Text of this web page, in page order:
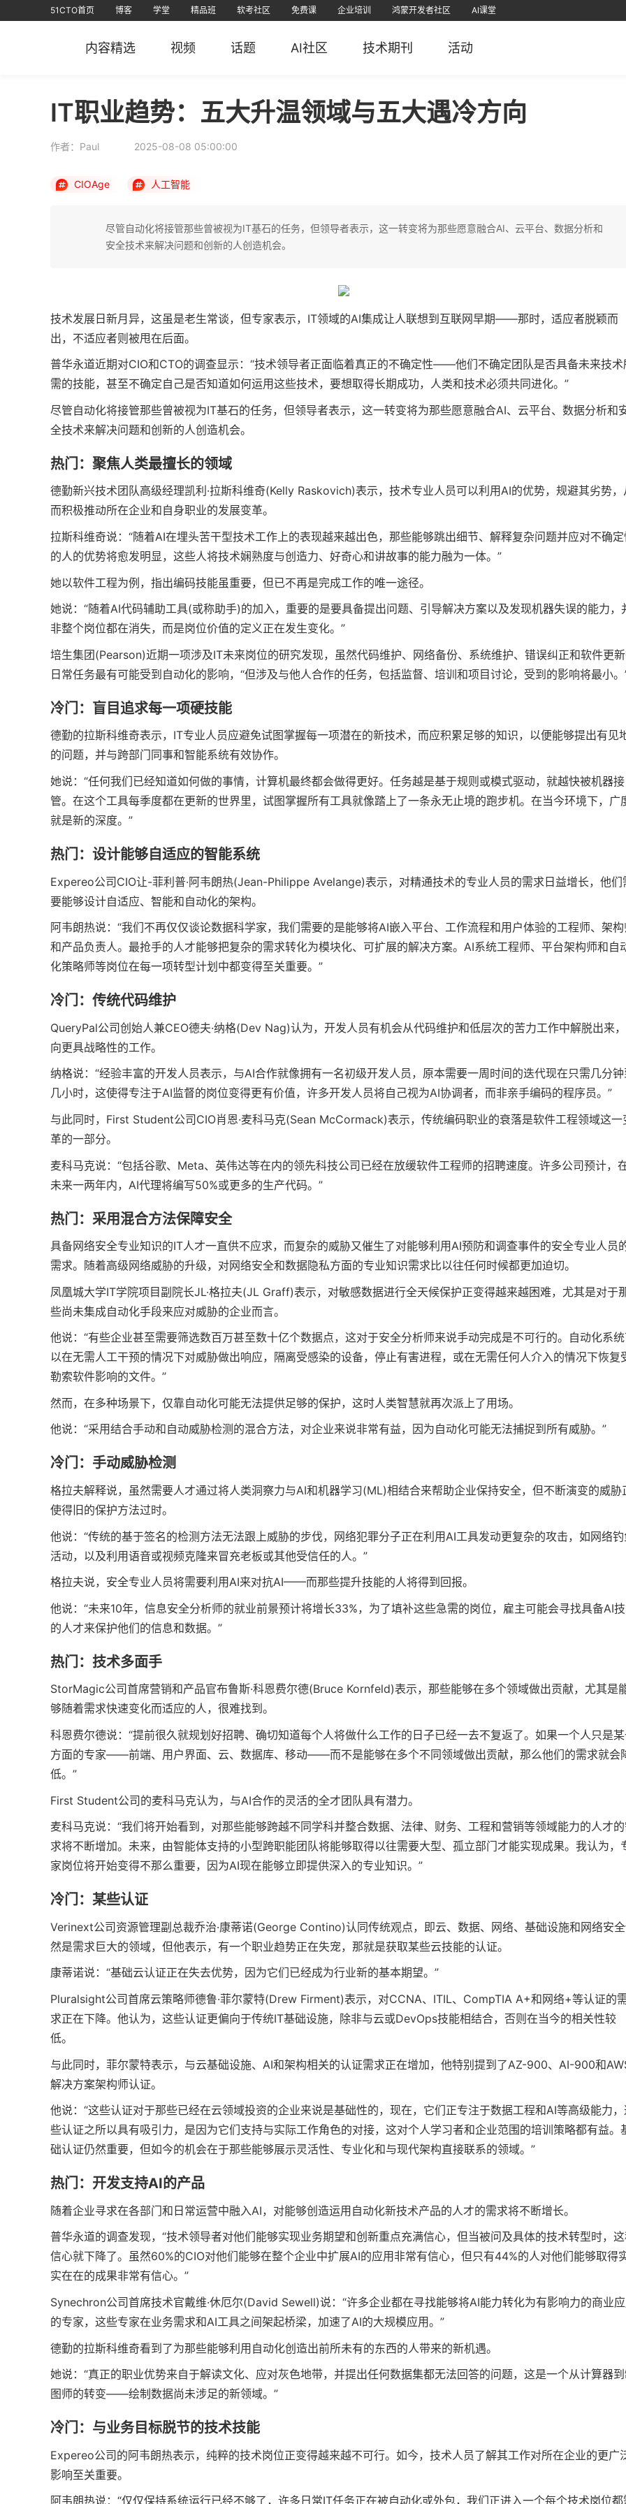
51CTO首页 博客 学堂 精品班 软考社区 免费课 企业培训 鸿蒙开发者社区 AI课堂
内容精选 视频 话题 AI社区 技术期刊 活动
IT职业趋势：五大升温领域与五大遇冷方向
作者：Paul 2025-08-08 05:00:00
CIOAge 人工智能
尽管自动化将接管那些曾被视为IT基石的任务，但领导者表示，这一转变将为那些愿意融合AI、云平台、数据分析和
安全技术来解决问题和创新的人创造机会。
技术发展日新月异，这虽是老生常谈，但专家表示，IT领域的AI集成让人联想到互联网早期——那时，适应者脱颖而
出，不适应者则被甩在后面。
普华永道近期对CIO和CTO的调查显示：“技术领导者正面临着真正的不确定性——他们不确定团队是否具备未来技术
需的技能，甚至不确定自己是否知道如何运用这些技术，要想取得长期成功，人类和技术必须共同进化。”
尽管自动化将接管那些曾被视为IT基石的任务，但领导者表示，这一转变将为那些愿意融合AI、云平台、数据分析和
全技术来解决问题和创新的人创造机会。
热门：聚焦人类最擅长的领域
德勤新兴技术团队高级经理凯利·拉斯科维奇(Kelly Raskovich)表示，技术专业人员可以利用AI的优势，规避其劣势，
而积极推动所在企业和自身职业的发展变革。
拉斯科维奇说：“随着AI在埋头苦干型技术工作上的表现越来越出色，那些能够跳出细节、解释复杂问题并应对不确定
的人的优势将愈发明显，这些人将技术娴熟度与创造力、好奇心和讲故事的能力融为一体。”
她以软件工程为例，指出编码技能虽重要，但已不再是完成工作的唯一途径。
她说：“随着AI代码辅助工具(或称助手)的加入，重要的是要具备提出问题、引导解决方案以及发现机器失误的能力，
非整个岗位都在消失，而是岗位价值的定义正在发生变化。”
培生集团(Pearson)近期一项涉及IT未来岗位的研究发现，虽然代码维护、网络备份、系统维护、错误纠正和软件更
日常任务最有可能受到自动化的影响，“但涉及与他人合作的任务，包括监督、培训和项目讨论，受到的影响将最小。
冷门：盲目追求每一项硬技能
德勤的拉斯科维奇表示，IT专业人员应避免试图掌握每一项潜在的新技术，而应积累足够的知识，以便能够提出有见
的问题，并与跨部门同事和智能系统有效协作。
她说：“任何我们已经知道如何做的事情，计算机最终都会做得更好。任务越是基于规则或模式驱动，就越快被机器接
管。在这个工具每季度都在更新的世界里，试图掌握所有工具就像踏上了一条永无止境的跑步机。在当今环境下，广
就是新的深度。”
热门：设计能够自适应的智能系统
Expereo公司CIO让-菲利普·阿韦朗热(Jean-Philippe Avelange)表示，对精通技术的专业人员的需求日益增长，他们
要能够设计自适应、智能和自动化的架构。
阿韦朗热说：“我们不再仅仅谈论数据科学家，我们需要的是能够将AI嵌入平台、工作流程和用户体验的工程师、架
和产品负责人。最抢手的人才能够把复杂的需求转化为模块化、可扩展的解决方案。AI系统工程师、平台架构师和自
化策略师等岗位在每一项转型计划中都变得至关重要。”
冷门：传统代码维护
QueryPal公司创始人兼CEO德夫·纳格(Dev Nag)认为，开发人员有机会从代码维护和低层次的苦力工作中解脱出来
向更具战略性的工作。
纳格说：“经验丰富的开发人员表示，与AI合作就像拥有一名初级开发人员，原本需要一周时间的迭代现在只需几分钟
几小时，这使得专注于AI监督的岗位变得更有价值，许多开发人员将自己视为AI协调者，而非亲手编码的程序员。”
与此同时，First Student公司CIO肖恩·麦科马克(Sean McCormack)表示，传统编码职业的衰落是软件工程领域这一
革的一部分。
麦科马克说：“包括谷歌、Meta、英伟达等在内的领先科技公司已经在放缓软件工程师的招聘速度。许多公司预计，
未来一两年内，AI代理将编写50%或更多的生产代码。”
热门：采用混合方法保障安全
具备网络安全专业知识的IT人才一直供不应求，而复杂的威胁又催生了对能够利用AI预防和调查事件的安全专业人员
需求。随着高级网络威胁的升级，对网络安全和数据隐私方面的专业知识需求比以往任何时候都更加迫切。
凤凰城大学IT学院项目副院长JL·格拉夫(JL Graff)表示，对敏感数据进行全天候保护正变得越来越困难，尤其是对于
些尚未集成自动化手段来应对威胁的企业而言。
他说：“有些企业甚至需要筛选数百万甚至数十亿个数据点，这对于安全分析师来说手动完成是不可行的。自动化系
以在无需人工干预的情况下对威胁做出响应，隔离受感染的设备，停止有害进程，或在无需任何人介入的情况下恢复
勒索软件影响的文件。”
然而，在多种场景下，仅靠自动化可能无法提供足够的保护，这时人类智慧就再次派上了用场。
他说：“采用结合手动和自动威胁检测的混合方法，对企业来说非常有益，因为自动化可能无法捕捉到所有威胁。”
冷门：手动威胁检测
格拉夫解释说，虽然需要人才通过将人类洞察力与AI和机器学习(ML)相结合来帮助企业保持安全，但不断演变的威胁
使得旧的保护方法过时。
他说：“传统的基于签名的检测方法无法跟上威胁的步伐，网络犯罪分子正在利用AI工具发动更复杂的攻击，如网络钓
活动，以及利用语音或视频克隆来冒充老板或其他受信任的人。”
格拉夫说，安全专业人员将需要利用AI来对抗AI——而那些提升技能的人将得到回报。
他说：“未来10年，信息安全分析师的就业前景预计将增长33%，为了填补这些急需的岗位，雇主可能会寻找具备AI
的人才来保护他们的信息和数据。”
热门：技术多面手
StorMagic公司首席营销和产品官布鲁斯·科恩费尔德(Bruce Kornfeld)表示，那些能够在多个领域做出贡献，尤其是
够随着需求快速变化而适应的人，很难找到。
科恩费尔德说：“提前很久就规划好招聘、确切知道每个人将做什么工作的日子已经一去不复返了。如果一个人只是
方面的专家——前端、用户界面、云、数据库、移动——而不是能够在多个不同领域做出贡献，那么他们的需求就会
低。”
First Student公司的麦科马克认为，与AI合作的灵活的全才团队具有潜力。
麦科马克说：“我们将开始看到，对那些能够跨越不同学科并整合数据、法律、财务、工程和营销等领域能力的人才
求将不断增加。未来，由智能体支持的小型跨职能团队将能够取得以往需要大型、孤立部门才能实现成果。我认为，
家岗位将开始变得不那么重要，因为AI现在能够立即提供深入的专业知识。”
冷门：某些认证
Verinext公司资源管理副总裁乔治·康蒂诺(George Contino)认同传统观点，即云、数据、网络、基础设施和网络安
然是需求巨大的领域，但他表示，有一个职业趋势正在失宠，那就是获取某些云技能的认证。
康蒂诺说：“基础云认证正在失去优势，因为它们已经成为行业新的基本期望。”
Pluralsight公司首席云策略师德鲁·菲尔蒙特(Drew Firment)表示，对CCNA、ITIL、CompTIA A+和网络+等认证的
求正在下降。他认为，这些认证更偏向于传统IT基础设施，除非与云或DevOps技能相结合，否则在当今的相关性较
低。
与此同时，菲尔蒙特表示，与云基础设施、AI和架构相关的认证需求正在增加，他特别提到了AZ-900、AI-900和
解决方案架构师认证。
他说：“这些认证对于那些已经在云领域投资的企业来说是基础性的，现在，它们正专注于数据工程和AI等高级能力
些认证之所以具有吸引力，是因为它们支持与实际工作角色的对接，这对个人学习者和企业范围的培训策略都有益。
础认证仍然重要，但如今的机会在于那些能够展示灵活性、专业化和与现代架构直接联系的领域。”
热门：开发支持AI的产品
随着企业寻求在各部门和日常运营中融入AI，对能够创造运用自动化新技术产品的人才的需求将不断增长。
普华永道的调查发现，“技术领导者对他们能够实现业务期望和创新重点充满信心，但当被问及具体的技术转型时，
信心就下降了。虽然60%的CIO对他们能够在整个企业中扩展AI的应用非常有信心，但只有44%的人对他们能够取得
实在在的成果非常有信心。”
Synechron公司首席技术官戴维·休厄尔(David Sewell)说：“许多企业都在寻找能够将AI能力转化为有影响力的商业
的专家，这些专家在业务需求和AI工具之间架起桥梁，加速了AI的大规模应用。”
德勤的拉斯科维奇看到了为那些能够利用自动化创造出前所未有的东西的人带来的新机遇。
她说：“真正的职业优势来自于解读文化、应对灰色地带，并提出任何数据集都无法回答的问题，这是一个从计算器到
图师的转变——绘制数据尚未涉足的新领域。”
冷门：与业务目标脱节的技术技能
Expereo公司的阿韦朗热表示，纯粹的技术岗位正变得越来越不可行。如今，技术人员了解其工作对所在企业的更广
影响至关重要。
阿韦朗热说：“仅仅保持系统运行已经不够了，许多日常IT任务正在被自动化或外包，我们正进入一个每个技术岗位都